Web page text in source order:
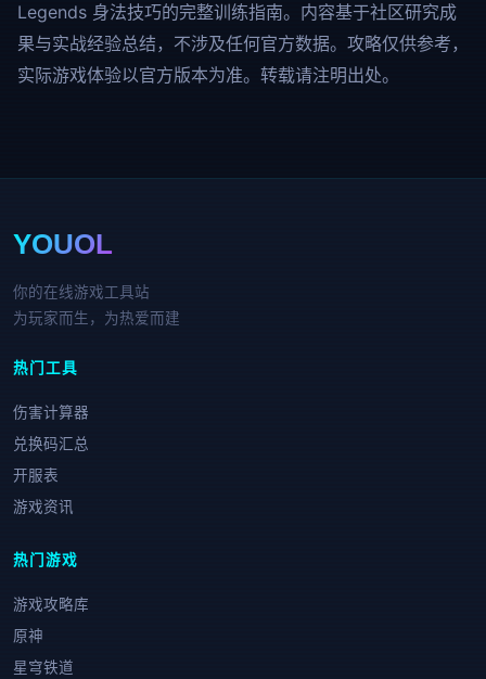
Legends 身法技巧的完整训练指南。内容基于社区研究成
果与实战经验总结，不涉及任何官方数据。攻略仅供参考，
实际游戏体验以官方版本为准。转载请注明出处。
YOUOL
你的在线游戏工具站
为玩家而生，为热爱而建
热门工具
伤害计算器
兑换码汇总
开服表
游戏资讯
热门游戏
游戏攻略库
原神
星穹铁道